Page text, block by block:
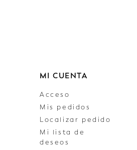
MI CUENTA
Acceso
Mis pedidos
Localizar pedido
Mi lista de
deseos